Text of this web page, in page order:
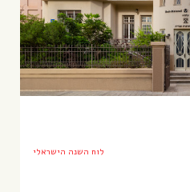
לוח השנה הישראלי